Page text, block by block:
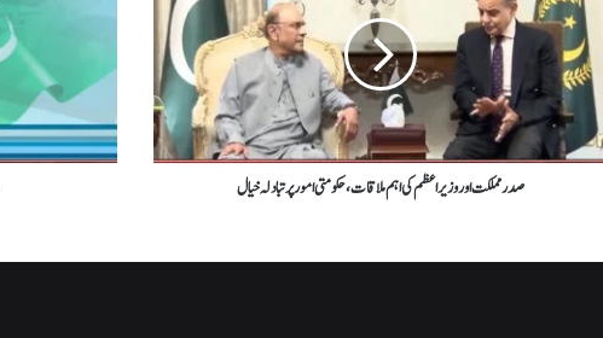
صدرمملکت اور وزیراعظم کی اہم ملاقات،حکومتی امورپرتبادلہ خیال